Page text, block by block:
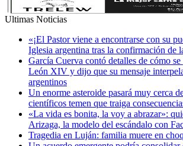
Ultimas Noticias
«¡El Pastor viene a encontrarse con su
Iglesia argentina tras la confirmación
García Cuerva contó detalles de cómo
León XIV y dijo que su mensaje
argentinos
Un enorme asteroide pasará muy cerca
científicos temen que traiga
«La vida es bonita, la voy a abrazar»:
Arizaga, la modelo del escándalo con
Tragedia en Luján: familia muere en